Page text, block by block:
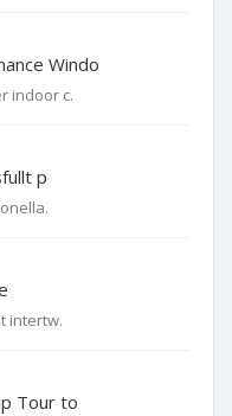
Windo
indoor c.
p
intertw.
Tour to